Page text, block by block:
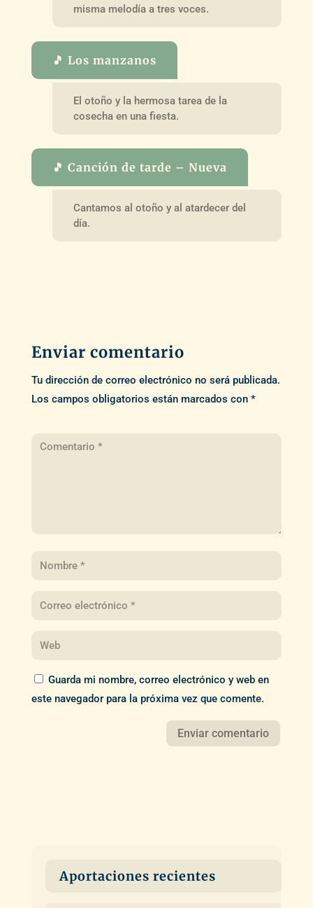
misma melodía a tres voces.
🎵 Los manzanos
El otoño y la hermosa tarea de la
cosecha en una fiesta.
🎵 Canción de tarde – Nueva
Cantamos al otoño y al atardecer del
día.
Enviar comentario
Tu dirección de correo electrónico no será publicada.
Los campos obligatorios están marcados con *
Guarda mi nombre, correo electrónico y web en
este navegador para la próxima vez que comente.
Aportaciones recientes